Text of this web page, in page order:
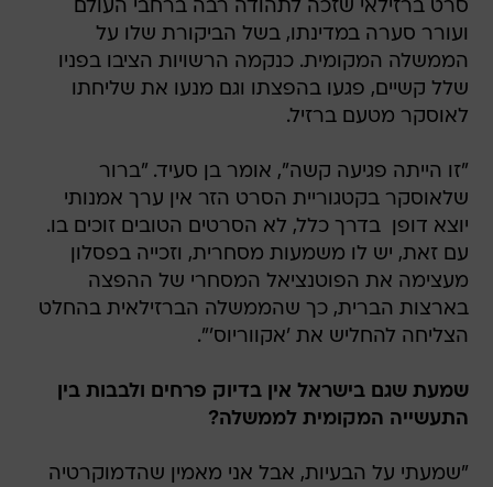
סרט ברזילאי שזכה לתהודה רבה ברחבי העולם
ועורר סערה במדינתו, בשל הביקורת שלו על
הממשלה המקומית. כנקמה הרשויות הציבו בפניו
שלל קשיים, פגעו בהפצתו וגם מנעו את שליחתו
לאוסקר מטעם ברזיל.
"זו הייתה פגיעה קשה", אומר בן סעיד. "ברור
שלאוסקר בקטגוריית הסרט הזר אין ערך אמנותי
יוצא דופן  בדרך כלל, לא הסרטים הטובים זוכים בו.
עם זאת, יש לו משמעות מסחרית, וזכייה בפסלון
מעצימה את הפוטנציאל המסחרי של ההפצה
בארצות הברית, כך שהממשלה הברזילאית בהחלט
הצליחה להחליש את 'אקווריוס'".
שמעת שגם בישראל אין בדיוק פרחים ולבבות בין
התעשייה המקומית לממשלה?
"שמעתי על הבעיות, אבל אני מאמין שהדמוקרטיה